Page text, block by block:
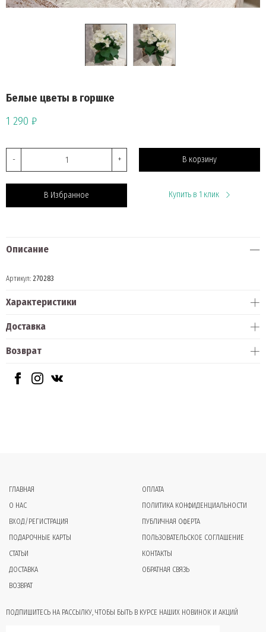
Белые цветы в горшке
1 290 ₽
- + В корзину
В Избранное Купить в 1 клик
Описание
Артикул: 270283
Характеристики
Доставка
Возврат
ГЛАВНАЯ
О НАС
ВХОД/РЕГИСТРАЦИЯ
ПОДАРОЧНЫЕ КАРТЫ
СТАТЬИ
ДОСТАВКА
ВОЗВРАТ
ОПЛАТА
ПОЛИТИКА КОНФИДЕНЦИАЛЬНОСТИ
ПУБЛИЧНАЯ ОФЕРТА
ПОЛЬЗОВАТЕЛЬСКОЕ СОГЛАШЕНИЕ
КОНТАКТЫ
ОБРАТНАЯ СВЯЗЬ
ПОДПИШИТЕСЬ НА РАССЫЛКУ, ЧТОБЫ БЫТЬ В КУРСЕ НАШИХ НОВИНОК И АКЦИЙ